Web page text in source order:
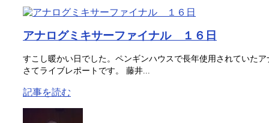
アナログミキサーファイナル １６日
すこし暖かい日でした。ペンギンハウスで長年使用されていた
さてライブレポートです。 藤井...
記事を読む